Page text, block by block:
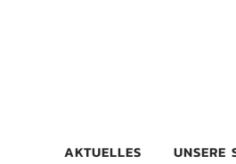
AKTUELLES UNSERE